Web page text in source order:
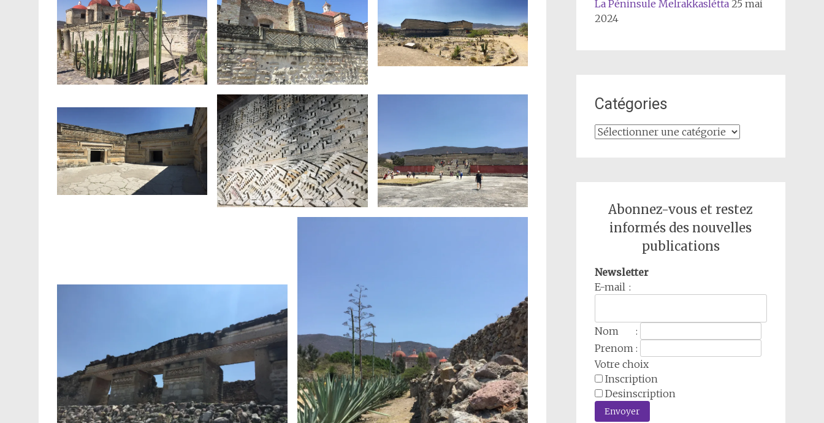
La Péninsule Melrakkaslétta 25 mai
2024
Catégories
Catégories
Abonnez-vous et restez
informés des nouvelles
publications
Newsletter
E-mail :
Nom :
Prenom :
Votre choix
Inscription
Desinscription
Envoyer